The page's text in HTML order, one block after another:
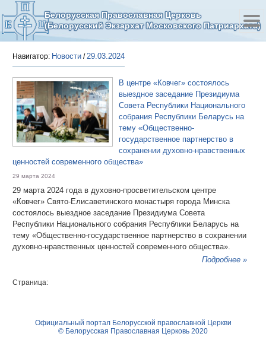
Белорусская Православная Церковь
(Белорусский Экзархат Московского Патриархата)
Навигатор: Новости /29.03.2024
В центре «Ковчег» состоялось
выездное заседание Президиума
Совета Республики Национального
собрания Республики Беларусь на
тему «Общественно-
государственное партнерство в
сохранении духовно-нравственных
ценностей современного общества»
29 марта 2024
29 марта 2024 года в духовно-просветительском центре
«Ковчег» Свято-Елисаветинского монастыря города Минска
состоялось выездное заседание Президиума Совета
Республики Национального собрания Республики Беларусь на
тему «Общественно-государственное партнерство в сохранении
духовно-нравственных ценностей современного общества».
Подробнее »
Страница:
Официальный портал Белорусской православной Церкви
© Белорусская Православная Церковь 2020